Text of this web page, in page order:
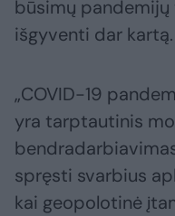
būsimų
išgyventi dar kartą.
„COVID-19
yra tarptautinis
spręsti svarbius
kai geopolotinė